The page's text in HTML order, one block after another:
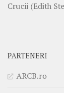
Crucii (Edith
PARTENERI
ARCB.ro